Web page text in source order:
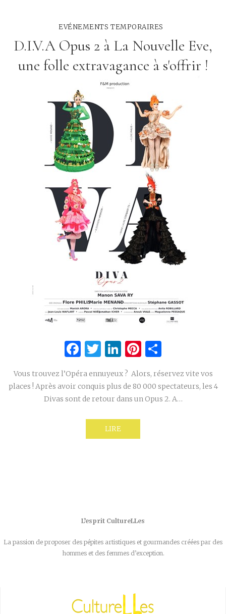
EVÉNEMENTS TEMPORAIRES
D.I.V.A Opus 2 à La Nouvelle Eve,
une folle extravagance à s'offrir !
Facebook
Twitter
LinkedIn
Pinterest
Vous trouvez l’Opéra ennuyeux ? Alors, réservez vite vos
places ! Après avoir conquis plus de 80 000 spectateurs, les 4
Divas sont de retour dans un Opus 2. A…
LIRE
L’esprit CultureLLes
La passion de proposer des pépites artistiques et gourmandes créées par des
hommes et des femmes d’exception.